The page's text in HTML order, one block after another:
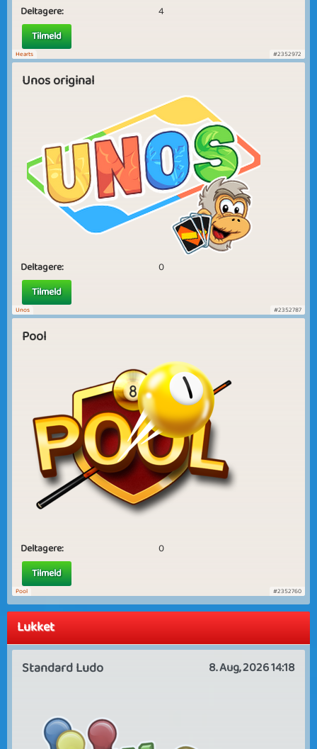
Deltagere:
4
Tilmeld
Hearts #2352972
Unos original
Deltagere:
0
Tilmeld
Unos #2352787
Pool
Deltagere:
0
Tilmeld
Pool #2352760
Lukket
Standard Ludo
8. Aug, 2026 14:18